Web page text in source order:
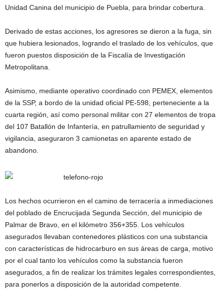
Unidad Canina del municipio de Puebla, para brindar cobertura.
Derivado de estas acciones, los agresores se dieron a la fuga, sin
que hubiera lesionados, logrando el traslado de los vehículos, que
fueron puestos disposición de la Fiscalía de Investigación
Metropolitana.
Asimismo, mediante operativo coordinado con PEMEX, elementos
de la SSP, a bordo de la unidad oficial PE-598, perteneciente a la
cuarta región, así como personal militar con 27 elementos de tropa
del 107 Batallón de Infantería, en patrullamiento de seguridad y
vigilancia, aseguraron 3 camionetas en aparente estado de
abandono.
Los hechos ocurrieron en el camino de terracería a inmediaciones
del poblado de Encrucijada Segunda Sección, del municipio de
Palmar de Bravo, en el kilómetro 356+355. Los vehículos
asegurados llevaban contenedores plásticos con una substancia
con características de hidrocarburo en sus áreas de carga, motivo
por el cual tanto los vehículos como la substancia fueron
asegurados, a fin de realizar los trámites legales correspondientes,
para ponerlos a disposición de la autoridad competente.